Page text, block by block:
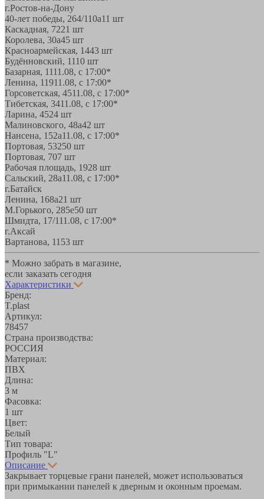
г.Ростов-на-Дону
40-лет победы, 264/110а11 шт
Каскадная, 7221 шт
Королева, 30а45 шт
Красноармейская, 1443 шт
Будённовский, 1110 шт
Базарная, 1111.08, с 17:00*
Ленина, 11911.08, с 17:00*
Горсоветская, 4511.08, с 17:00*
Тибетская, 3411.08, с 17:00*
Ларина, 4524 шт
Малиновского, 48а42 шт
Нансена, 152а11.08, с 17:00*
Портовая, 53250 шт
Портовая, 707 шт
Рабочая площадь, 1928 шт
Сальский, 28a11.08, с 17:00*
г.Батайск
Ленина, 168а21 шт
М.Горького, 285е50 шт
Шмидта, 17/111.08, с 17:00*
г.Аксай
Вартанова, 11 53 шт
* Можно забрать в магазине,
если заказать сегодня
Характеристики
Бренд:
T.plast
Артикул:
78457
Страна производства:
РОССИЯ
Материал:
ПВХ
Длина:
3 м
Фасовка:
1 шт
Цвет:
Белый
Тип товара:
Профиль "L"
Описание
Закрывает торцевые грани панелей, может использоваться
при примыкании панелей к дверным и оконным проемам.